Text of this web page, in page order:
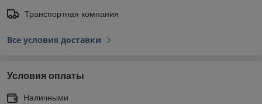
Транспортная компания
Все условия доставки
Условия оплаты
Наличными